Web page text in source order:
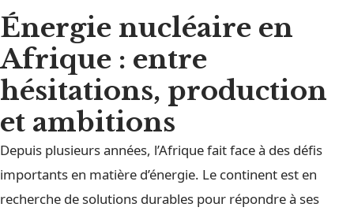
Énergie nucléaire en
Afrique : entre
hésitations, production
et ambitions
Depuis plusieurs années, l’Afrique fait face à des défis
importants en matière d’énergie. Le continent est en
recherche de solutions durables pour répondre à ses